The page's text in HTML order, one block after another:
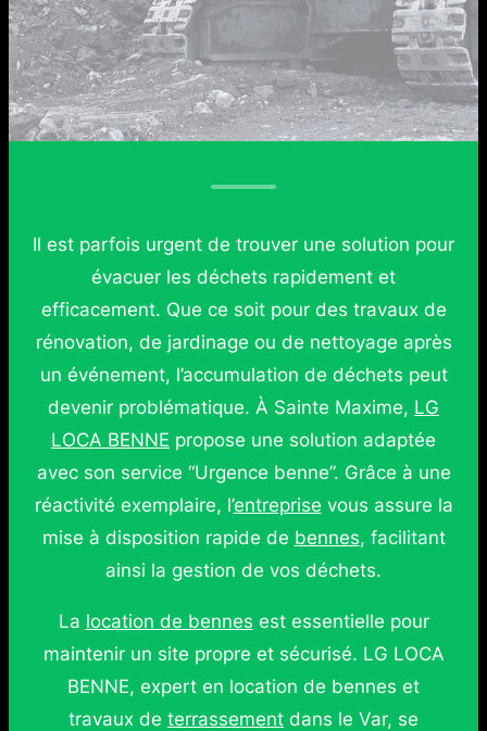
Il est parfois urgent de trouver une solution pour
évacuer les déchets rapidement et
efficacement. Que ce soit pour des travaux de
rénovation, de jardinage ou de nettoyage après
un événement, l’accumulation de déchets peut
devenir problématique. À Sainte Maxime, LG
LOCA BENNE propose une solution adaptée
avec son service “Urgence benne”. Grâce à une
réactivité exemplaire, l’entreprise vous assure la
mise à disposition rapide de bennes, facilitant
ainsi la gestion de vos déchets.
La location de bennes est essentielle pour
maintenir un site propre et sécurisé. LG LOCA
BENNE, expert en location de bennes et
travaux de terrassement dans le Var, se